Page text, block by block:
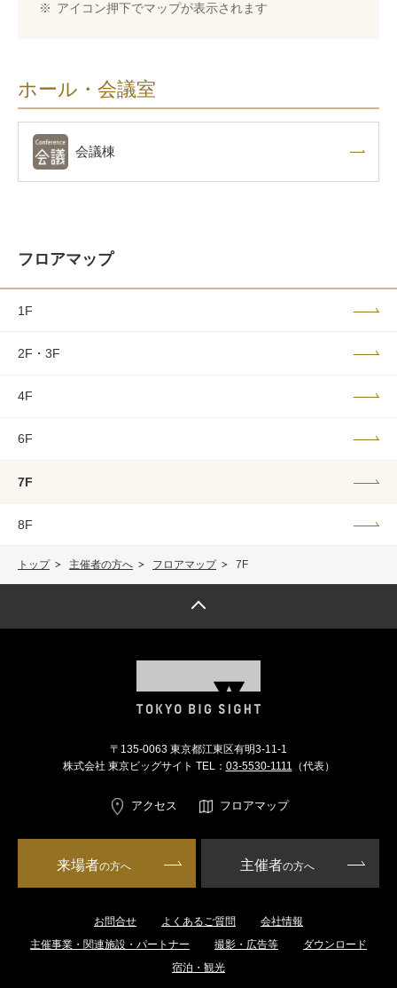
※ アイコン押下でマップが表示されます
ホール・会議室
会議棟
フロアマップ
1F
2F・3F
4F
6F
7F
8F
トップ 主催者の方へ フロアマップ 7F
〒135-0063 東京都江東区有明3-11-1
株式会社 東京ビッグサイト TEL： 03-5530-1111 （代表）
アクセス フロアマップ
来場者の方へ 主催者の方へ
お問合せ よくあるご質問
会社情報
主催事業・関連施設・パートナー
撮影・広告等
ダウンロード
宿泊・観光